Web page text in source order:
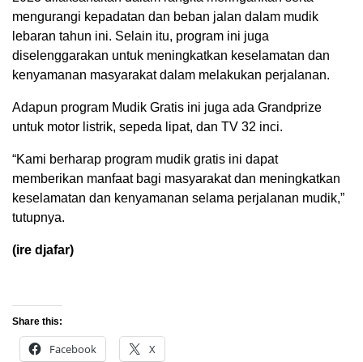
mengurangi kepadatan dan beban jalan dalam mudik
lebaran tahun ini. Selain itu, program ini juga
diselenggarakan untuk meningkatkan keselamatan dan
kenyamanan masyarakat dalam melakukan perjalanan.
Adapun program Mudik Gratis ini juga ada Grandprize
untuk motor listrik, sepeda lipat, dan TV 32 inci.
“Kami berharap program mudik gratis ini dapat
memberikan manfaat bagi masyarakat dan meningkatkan
keselamatan dan kenyamanan selama perjalanan mudik,”
tutupnya.
(ire djafar)
Share this:
Facebook X